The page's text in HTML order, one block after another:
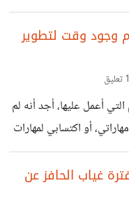
والسعر، وتبدأ في
المحدد، وترسله
أن كل شيء انتهى بخير،
منك إجراء تعديلات
وجود وقت لتطوير
التي أعمل عليها، أجد أنه لم
أو اكتسابي لمهارات
في مجالي. أشعر أنني
سيؤثر سلبا على الفرص
المنافسة التي توجد
غياب الحافز عن